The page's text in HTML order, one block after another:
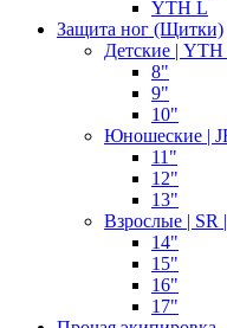
YTH L
Защита ног (Щитки)
Детские |
8"
9"
10"
Юношеские |
11"
12"
13"
Взрослые | SR
14"
15"
16"
17"